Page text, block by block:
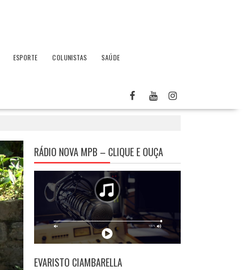
ESPORTE COLUNISTAS
SAÚDE
RÁDIO NOVA MPB – CLIQUE E OUÇA
EVARISTO CIAMBARELLA